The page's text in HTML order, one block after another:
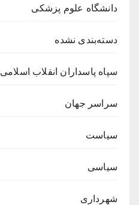
دانشگاه علوم پزشکی
دسته‌بندی نشده
سپاه پاسداران انقلاب اسلامی
سراسر جهان
سیاست
سیاسی
شهرداری